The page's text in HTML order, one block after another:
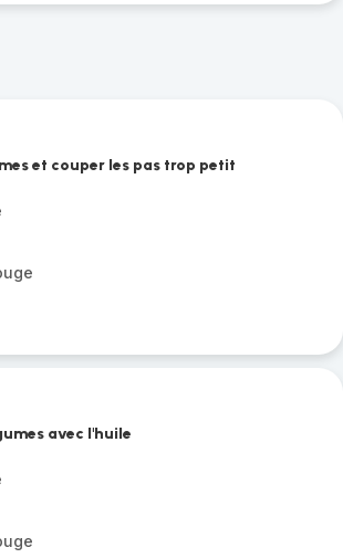
et couper les pas trop petit
avec l'huile